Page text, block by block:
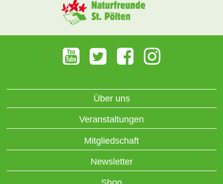
Über uns
Veranstaltungen
Mitgliedschaft
Newsletter